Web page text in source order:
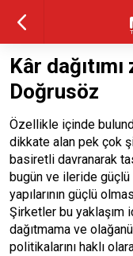
Kâr
Doğrusöz
Özellikle içinde
dikkate alan pek çok
basiretli davranarak
bugün ve ileride güçlü
yapılarının güçlü
Şirketler bu yaklaşım
dağıtmama ve
politikalarını haklı